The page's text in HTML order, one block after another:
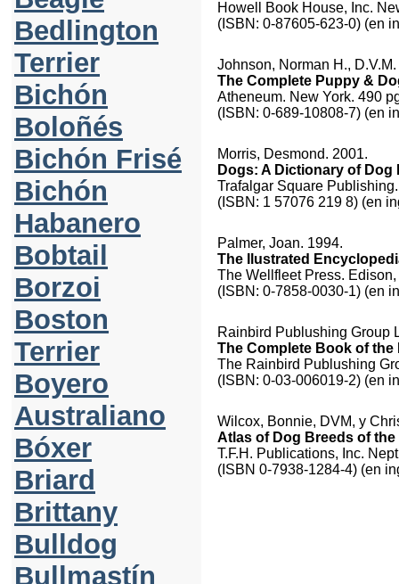
Bedlington
Terrier
Bichón
Boloñés
Bichón Frisé
Bichón
Habanero
Bobtail
Borzoi
Boston
Terrier
Boyero
Australiano
Bóxer
Briard
Brittany
Bulldog
Bullmastín
Howell Book House, Inc.
(ISBN: 0-87605-623-0) (en
Johnson, Norman H.,
The Complete Puppy &
Atheneum. New York. 490
(ISBN: 0-689-10808-7) (en
Morris, Desmond. 2001.
Dogs: A Dictionary of Dog
Trafalgar Square
(ISBN: 1 57076 219 8) (en
Palmer, Joan. 1994.
The Ilustrated
The Wellfleet Press.
(ISBN: 0-7858-0030-1) (en
Rainbird Publushing Group
The Complete Book of the
The Rainbird Publushing
(ISBN: 0-03-006019-2) (en
Wilcox, Bonnie, DVM, y
Atlas of Dog Breeds of
T.F.H. Publications, Inc.
(ISBN 0-7938-1284-4) (en